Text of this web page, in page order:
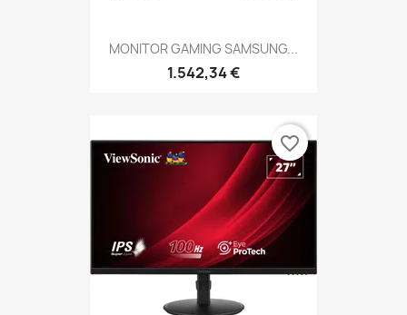
MONITOR GAMING SAMSUNG...
1.542,34 €
favorite_border